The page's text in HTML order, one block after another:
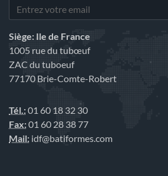
Siège: Ile de France
1005 rue du tubœuf
ZAC du tuboeuf
77170 Brie-Comte-Robert
Tél.:01 60 18 32 30
Fax:01 60 28 38 77
Mail: idf@batiformes.com